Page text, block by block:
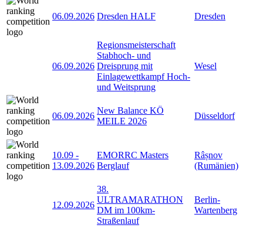
06.09.2026 Dresden HALF Dresden
06.09.2026
Regionsmeisterschaft
Stabhoch- und
Dreisprung mit
Einlagewettkampf Hoch-
und Weitsprung
Wesel
06.09.2026
New Balance KÖ
MEILE 2026
Düsseldorf
10.09 -
13.09.2026
EMORRC Masters
Berglauf
Râșnov
(Rumänien)
12.09.2026
38.
ULTRAMARATHON
DM im 100km-
Straßenlauf
Berlin-
Wartenberg